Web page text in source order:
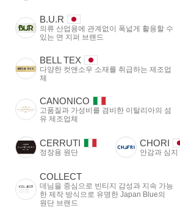
B.U.R
의류 산업용에 관계없이 폭넓게 활용할 수
있는 면 지퍼 브랜드
BELL TEX
다양한 컷앤소우 소재를 취급하는 제조업
체
CANONICO
고품질과 가성비를 겸비한 이탈리아의 섬
유 제조업체
CERRUTI
정장용 원단
CHORI
안감과 심지
COLLECT
데님을 중심으로 빈티지 감성과 지속 가능
한 제작 방식으로 유명한 Japan Blue의
원단 브랜드